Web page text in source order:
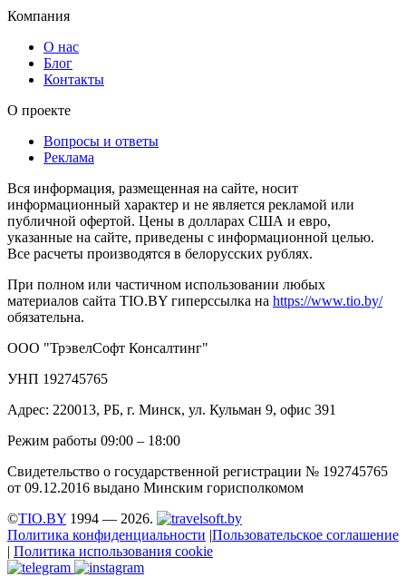
Компания
О нас
Блог
Контакты
О проекте
Вопросы и ответы
Реклама
Вся информация, размещенная на сайте, носит
информационный характер и не является рекламой или
публичной офертой. Цены в долларах США и евро,
указанные на сайте, приведены с информационной целью.
Все расчеты производятся в белорусских рублях.
При полном или частичном использовании любых
материалов сайта TIO.BY гиперссылка на https://www.tio.by/
обязательна.
ООО "ТрэвелСофт Консалтинг"
УНП 192745765
Адрес: 220013, РБ, г. Минск, ул. Кульман 9, офис 391
Режим работы 09:00 – 18:00
Свидетельство о государственной регистрации № 192745765
от 09.12.2016 выдано Минским горисполкомом
©TIO.BY 1994 — 2026.
Политика конфиденциальности |Пользовательское соглашение
| Политика использования cookie